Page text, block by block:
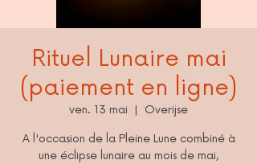
Rituel Lunaire mai
(paiement en ligne)
ven. 13 mai
  |
Overijse
A l'occasion de la Pleine Lune combiné à
une éclipse lunaire au mois de mai,